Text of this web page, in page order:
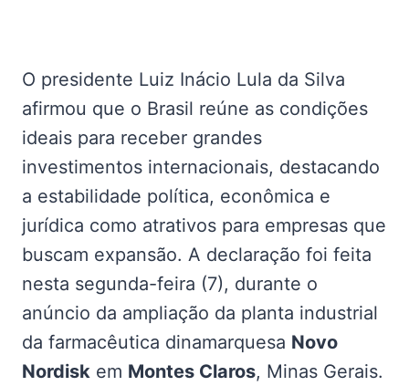
O presidente Luiz Inácio Lula da Silva
afirmou que o Brasil reúne as condições
ideais para receber grandes
investimentos internacionais, destacando
a estabilidade política, econômica e
jurídica como atrativos para empresas que
buscam expansão. A declaração foi feita
nesta segunda-feira (7), durante o
anúncio da ampliação da planta industrial
da farmacêutica dinamarquesa Novo
Nordisk em Montes Claros, Minas Gerais.